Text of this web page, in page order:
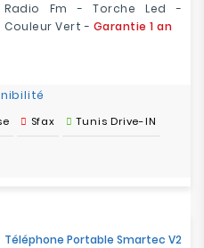
Radio Fm - Torche Led -
Couleur Vert - Garantie 1 an
Sfax Tunis Drive-IN
Téléphone Portable Smartec V2